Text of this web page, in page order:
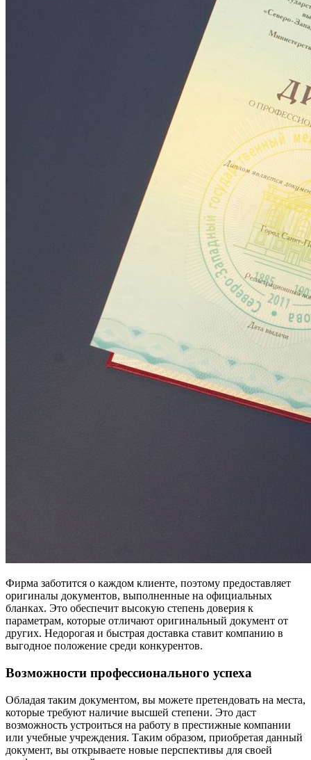
Фирма заботится о каждом клиенте, поэтому предоставляет
оригиналы документов, выполненные на официальных
бланках. Это обеспечит высокую степень доверия к
параметрам, которые отличают оригинальный документ от
других. Недорогая и быстрая доставка ставит компанию в
выгодное положение среди конкурентов.
Возможности профессионального успеха
Обладая таким документом, вы можете претендовать на места,
которые требуют наличие высшей степени. Это даст
возможность устроиться на работу в престижные компании
или учебные учреждения. Таким образом, приобретая данный
документ, вы открываете новые перспективы для своей